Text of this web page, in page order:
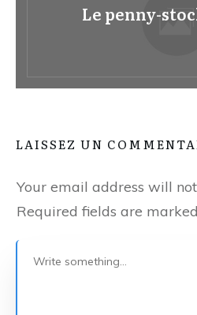
Le penny-
LAISSEZ UN
Your email address will
Required fields are marked